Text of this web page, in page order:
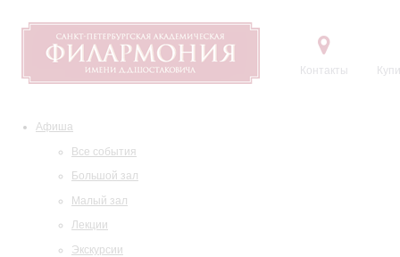
Контакты
Афиша
Все события
Большой зал
Малый зал
Лекции
Экскурсии